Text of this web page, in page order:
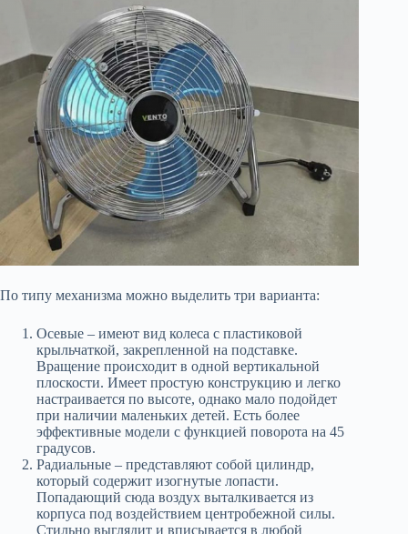
По типу механизма можно выделить три варианта:
Осевые – имеют вид колеса с пластиковой
крыльчаткой, закрепленной на подставке.
Вращение происходит в одной вертикальной
плоскости. Имеет простую конструкцию и легко
настраивается по высоте, однако мало подойдет
при наличии маленьких детей. Есть более
эффективные модели с функцией поворота на 45
градусов.
Радиальные – представляют собой цилиндр,
который содержит изогнутые лопасти.
Попадающий сюда воздух выталкивается из
корпуса под воздействием центробежной силы.
Стильно выглядит и вписывается в любой